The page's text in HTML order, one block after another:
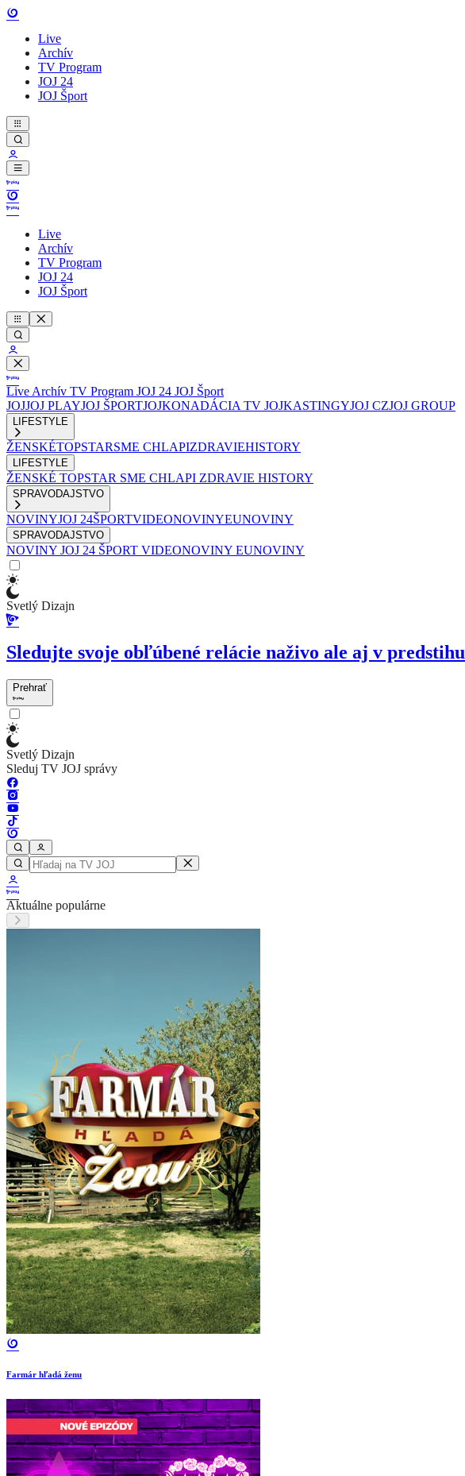
Live
Archív
TV Program
JOJ 24
JOJ Šport
Live
Archív
TV Program
JOJ 24
JOJ Šport
Live Archív TV Program JOJ 24 JOJ Šport
JOJJOJ PLAYJOJ ŠPORTJOJKONADÁCIA TV JOJKASTINGYJOJ CZJOJ GROUP
LIFESTYLE
ŽENSKÉTOPSTARSME CHLAPIZDRAVIEHISTORY
LIFESTYLE
ŽENSKÉ TOPSTAR SME CHLAPI ZDRAVIE HISTORY
SPRAVODAJSTVO
NOVINYJOJ 24ŠPORTVIDEONOVINYEUNOVINY
SPRAVODAJSTVO
NOVINY JOJ 24 ŠPORT VIDEONOVINY EUNOVINY
Svetlý Dizajn
Sledujte svoje obľúbené relácie naživo ale aj v predstihu
Prehrať
Svetlý Dizajn
Sleduj TV JOJ správy
Aktuálne populárne
Farmár hľadá ženu